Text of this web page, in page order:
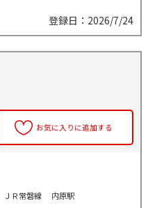
登録日：2026/7/24
お気に入りに追加する
ＪＲ常磐線 内原駅